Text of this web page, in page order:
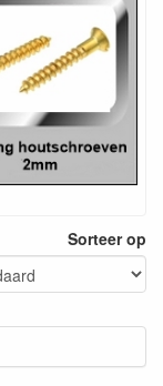
Sorteer op